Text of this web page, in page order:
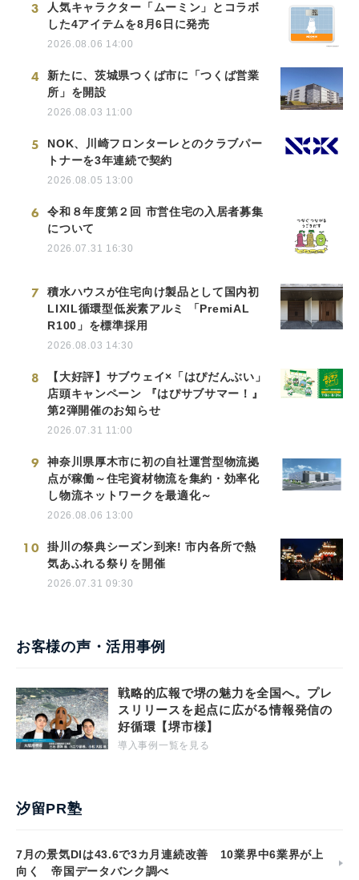
3
人気キャラクター「ムーミン」とコラボ
した4アイテムを8月6日に発売
2026.08.06 14:00
4
新たに、茨城県つくば市に「つくば営業
所」を開設
2026.08.03 11:00
5
NOK、川崎フロンターレとのクラブパー
トナーを3年連続で契約
2026.08.05 13:00
6
令和８年度第２回 市営住宅の入居者募集
について
2026.07.31 16:30
7
積水ハウスが住宅向け製品として国内初
LIXIL循環型低炭素アルミ 「PremiAL
R100」を標準採用
2026.08.03 14:30
8
【大好評】サブウェイ×「はぴだんぶい」
店頭キャンペーン 『はぴサブサマー！』
第2弾開催のお知らせ
2026.07.31 11:00
9
神奈川県厚木市に初の自社運営型物流拠
点が稼働～住宅資材物流を集約・効率化
し物流ネットワークを最適化～
2026.08.06 13:00
10
掛川の祭典シーズン到来! 市内各所で熱
気あふれる祭りを開催
2026.07.31 09:30
お客様の声・活用事例
戦略的広報で堺の魅力を全国へ。プレ
スリリースを起点に広がる情報発信の
好循環【堺市様】
導入事例一覧を見る
汐留PR塾
7月の景気DIは43.6で3カ月連続改善 10業界中6業界が上
向く 帝国データバンク調べ